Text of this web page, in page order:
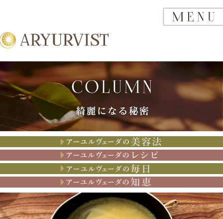
アーユルヴェーダの美容法
アーユルヴェーダのレシピ
アーユルヴェーダの思考
アーユルヴェーダの知恵